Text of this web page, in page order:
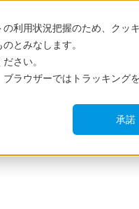
利用状況把握のため、クッ
とみなします。
さい。
ラウザーではトラッキング
承諾
調査レポート・コラム
場では、コンプライアンス違反は